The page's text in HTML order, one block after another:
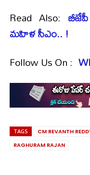
Read Also:
మహిళ సీఎం.. !
Follow Us On :
TAGS CM REVANTH
RAGHURAM RAJAN